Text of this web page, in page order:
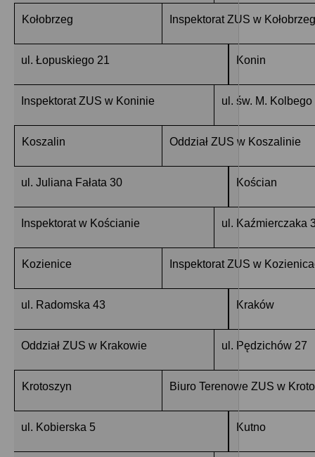
Kołobrzeg Inspektorat ZUS w
ul. Łopuskiego 21 Konin
Inspektorat ZUS w Koninie ul. św. M. Kolbego
Koszalin Oddział ZUS w Koszalinie
ul. Juliana Fałata 30 Kościan
Inspektorat w Kościanie ul. Kaźmierczaka
Kozienice Inspektorat ZUS w
ul. Radomska 43 Kraków
Oddział ZUS w Krakowie ul. Pędzichów 27
Krotoszyn Biuro Terenowe ZUS w
ul. Kobierska 5 Kutno